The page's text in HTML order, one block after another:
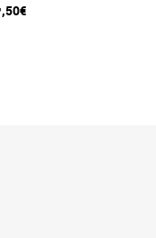
au panier
,50€